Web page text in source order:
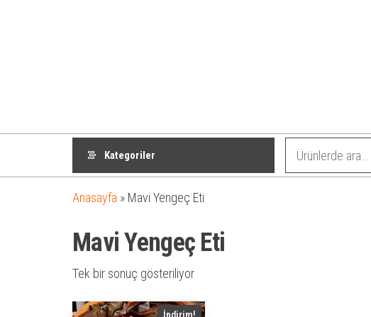
Kategoriler
Anasayfa » Mavi Yengeç Eti
Mavi Yengeç Eti
Tek bir sonuç gösteriliyor